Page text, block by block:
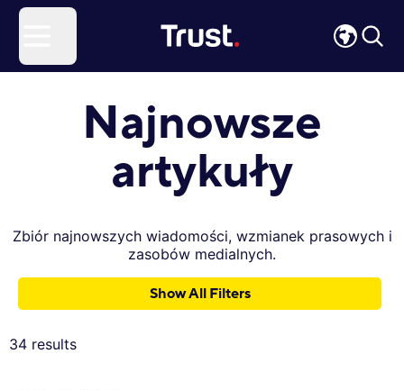
Najnowsze
artykuły
Zbiór najnowszych wiadomości, wzmianek prasowych i
zasobów medialnych.
Show All Filters
34 results